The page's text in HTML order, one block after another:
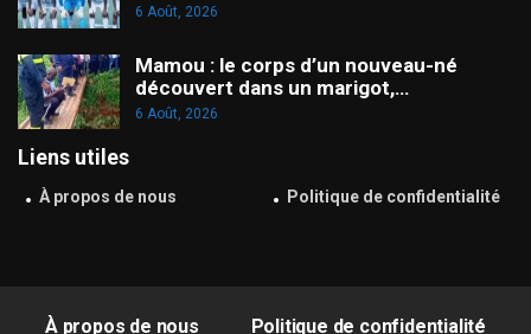
6 Août, 2026
Mamou : le corps d’un nouveau-né
découvert dans un marigot,…
6 Août, 2026
Liens utiles
À propos de nous Politique de confidentialité
À propos de nous Politique de confidentialité